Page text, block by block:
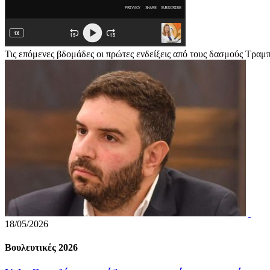
Τις επόμενες βδομάδες οι πρώτες ενδείξεις από τους δασμούς
18/05/2026
Βουλευτικές 2026